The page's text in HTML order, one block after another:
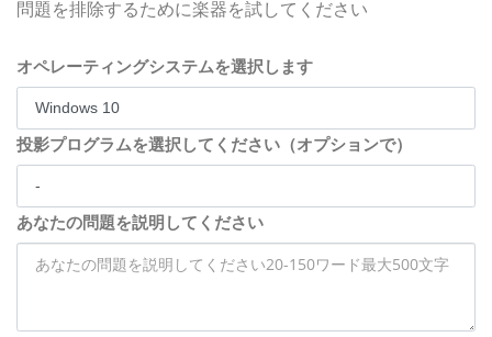
問題を排除するために楽器を試してください
オペレーティングシステムを選択します
投影プログラムを選択してください（オプションで）
あなたの問題を説明してください